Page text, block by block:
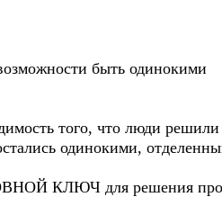
быть одинокими
того, что люди
одинокими,
КЛЮЧ для решения